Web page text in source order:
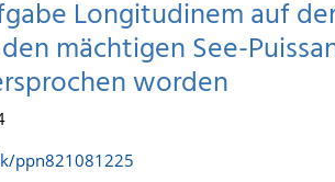
Longitudinem auf
mächtigen See-
worden
ppn821081225